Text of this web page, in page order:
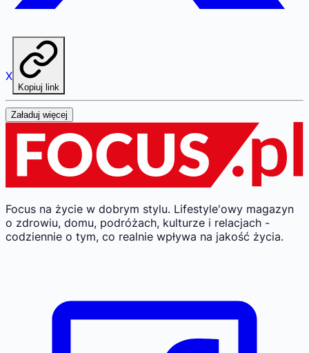
X
Kopiuj link
Załaduj więcej
Focus na życie w dobrym stylu. Lifestyle'owy magazyn
o zdrowiu, domu, podróżach, kulturze i relacjach -
codziennie o tym, co realnie wpływa na jakość życia.